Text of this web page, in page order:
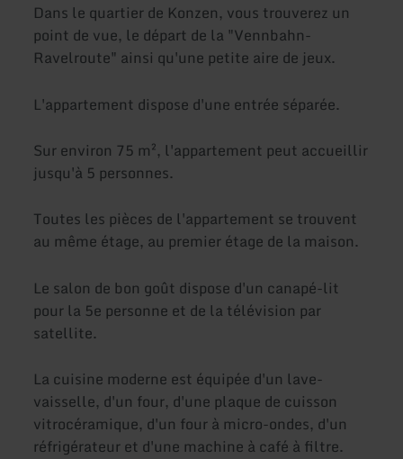
Dans le quartier de Konzen, vous trouverez un
point de vue, le départ de la "Vennbahn-
Ravelroute" ainsi qu'une petite aire de jeux.
L'appartement dispose d'une entrée séparée.
Sur environ 75 m², l'appartement peut accueillir
jusqu'à 5 personnes.
Toutes les pièces de l'appartement se trouvent
au même étage, au premier étage de la maison.
Le salon de bon goût dispose d'un canapé-lit
pour la 5e personne et de la télévision par
satellite.
La cuisine moderne est équipée d'un lave-
vaisselle, d'un four, d'une plaque de cuisson
vitrocéramique, d'un four à micro-ondes, d'un
réfrigérateur et d'une machine à café à filtre.